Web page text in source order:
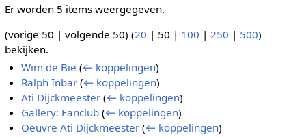
Er worden 5 items weergegeven.
(vorige 50 | volgende 50) (20 | 50 | 100 | 250 | 500)
bekijken.
Wim de Bie (← koppelingen)
Ralph Inbar (← koppelingen)
Ati Dijckmeester (← koppelingen)
Gallery: Fanclub (← koppelingen)
Oeuvre Ati Dijckmeester (← koppelingen)